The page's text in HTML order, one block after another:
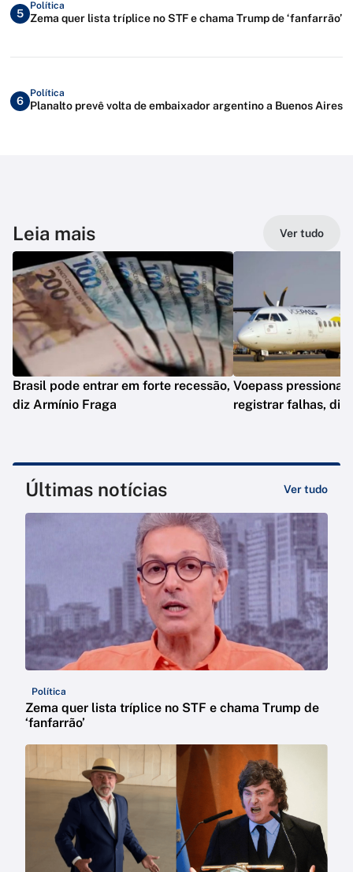
5
Política
Zema quer lista tríplice no STF e chama Trump de ‘fanfarrão’
6
Política
Planalto prevê volta de embaixador argentino a Buenos Aires
Leia mais Ver tudo
Brasil pode entrar em forte recessão,
diz Armínio Fraga
Voepass
registrar falhas, diz
Últimas notícias Ver tudo
Política
Zema quer lista tríplice no STF e chama Trump de
‘fanfarrão’